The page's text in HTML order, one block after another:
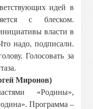
идей в
с блеском.
власти в
надо, подписали.
Голосовать за
Миронов)
«Родины»,
Программа –